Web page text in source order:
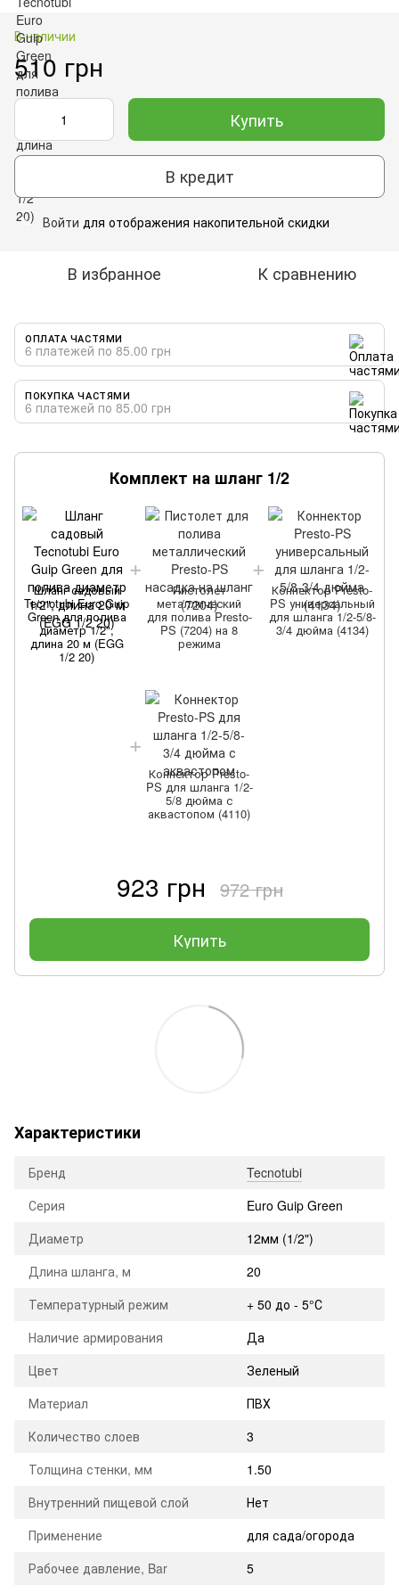
В наличии
510 грн
Купить
В кредит
% Войти для отображения накопительной скидки
В избранное К сравнению
ОПЛАТА ЧАСТЯМИ
6 платежей по 85.00 грн
ПОКУПКА ЧАСТЯМИ
6 платежей по 85.00 грн
Комплект на шланг 1/2
Шланг садовый
Tecnotubi Euro Guip
Green для полива
диаметр 1/2",
длина 20 м (EGG
1/2 20)
Пистолет
металлический
для полива Presto-
PS (7204) на 8
режима
Коннектор Presto-
PS универсальный
для шланга 1/2-5/8-
3/4 дюйма (4134)
Коннектор Presto-
PS для шланга 1/2-
5/8 дюйма с
аквастопом (4110)
923 грн 972 грн
Купить
Характеристики
Бренд
Tecnotubi
Серия
Euro Guip Green
Диаметр
12мм (1/2")
Длина шланга, м
20
Температурный режим
+ 50 до - 5°С
Наличие армирования
Да
Цвет
Зеленый
Материал
ПВХ
Количество слоев
3
Толщина стенки, мм
1.50
Внутренний пищевой слой
Нет
Применение
для сада/огорода
Рабочее давление, Bar
5